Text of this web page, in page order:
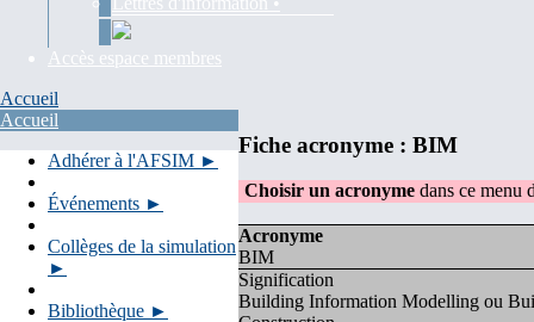
Accès espace membres
Accueil
Accueil
Adhérer à l'AFSIM ►
Événements ►
Collèges de la simulation
►
Bibliothèque ►
Fiche acronyme : BIM
Choisir un acronyme dans ce menu
Acronyme
BIM
Signification
Building Information Modelling ou